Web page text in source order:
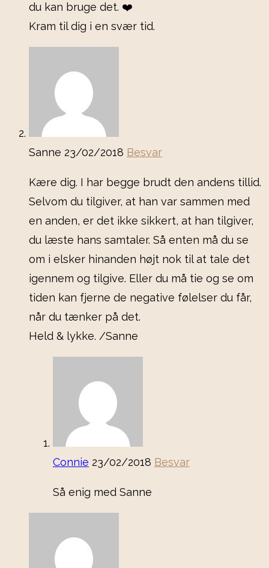
du kan bruge det. ❤️
Kram til dig i en svær tid.
Sanne 23/02/2018 Besvar
Kære dig. I har begge brudt den andens tillid.
Selvom du tilgiver, at han var sammen med
en anden, er det ikke sikkert, at han tilgiver,
du læste hans samtaler. Så enten må du se
om i elsker hinanden højt nok til at tale det
igennem og tilgive. Eller du må tie og se om
tiden kan fjerne de negative følelser du får,
når du tænker på det.
Held & lykke. /Sanne
Connie 23/02/2018 Besvar
Så enig med Sanne